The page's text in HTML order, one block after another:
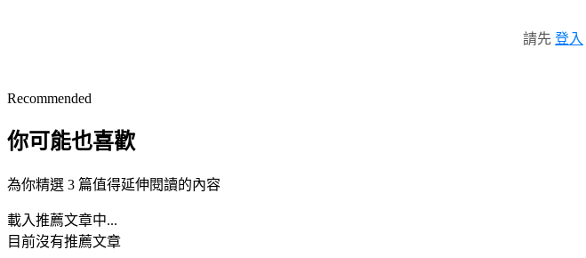
請先 登入
Recommended
你可能也喜歡
為你精選 3 篇值得延伸閱讀的內容
載入推薦文章中...
目前沒有推薦文章